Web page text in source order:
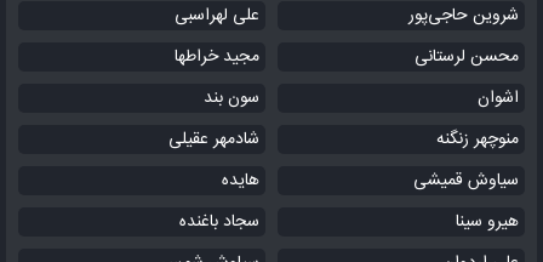
شروین حاجی‌پور
علی لهراسبی
محسن لرستانی
مجید خراطها
اشوان
سون بند
منوچهر زنگنه
شادمهر عقیلی
سیاوش قمیشی
هایده
هیرو سینا
سجاد باغنده